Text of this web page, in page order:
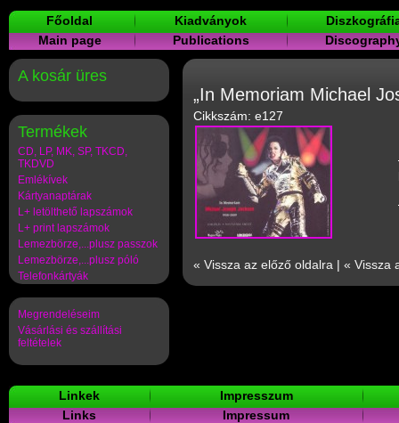
Főoldal Kiadványok
Main page
Publications
A kosár üres
Termékek
CD, LP, MK, SP, TKCD,
TKDVD
Emlékívek
Kártyanaptárak
L+ letölthető lapszámok
L+ print lapszámok
Lemezbörze,...plusz passzok
Lemezbörze,...plusz póló
Telefonkártyák
Megrendeléseim
Vásárlási és szállítási
feltételek
„In Memoriam Michael
Cikkszám: e127
« Vissza az előző oldalra | « Vissza
Linkek
Impresszum
Links
Impressum